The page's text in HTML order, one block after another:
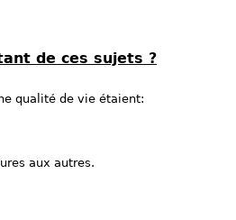
de ces sujets ?
qualité de vie étaient:
aux autres.